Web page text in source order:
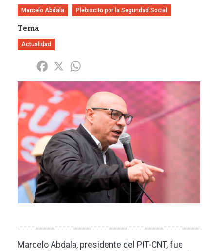
Marcelo Abdala Plebiscito por la Seguridad Social
Tema
Actualidad
Share Facebook
X
Imagen
Marcelo Abdala, presidente del PIT-CNT, fue